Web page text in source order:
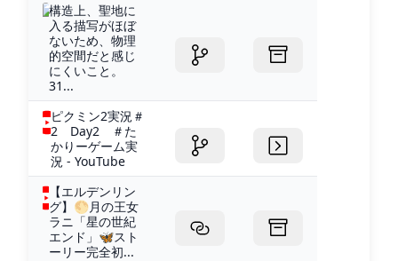
構造上、聖地に
入る描写がほぼ
ないため、物理
的空間だと感じ
にくいこと。
31...
ピクミン2実況＃
2 Day2 ＃た
かりーゲーム実
況 - YouTube
【エルデンリン
グ】🌕月の王女
ラニ「星の世紀
エンド」🦋スト
ーリー完全初...